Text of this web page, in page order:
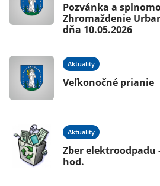
Pozvánka a
Zhromaždenie
dňa 10.05.2026
Aktuality
Veľkonočné prianie
Aktuality
Zber elektroodpadu
hod.